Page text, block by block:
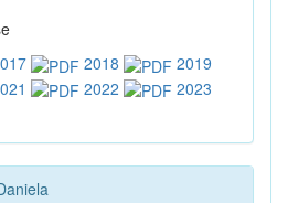
2018
2019
2022
2023